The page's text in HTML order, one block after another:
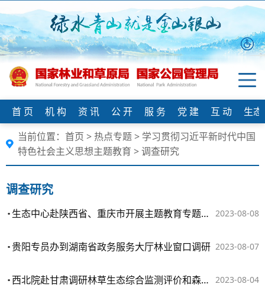
首 页 机 构 资 讯 公 开 服 务 党 建 互 动
生
当前位置： 首页 > 热点专题> 学习贯彻习近平新时代中国
特色社会主义思想主题教育 >调查研究
调查研究
2023-08-08
生态中心赴陕西省、重庆市开展主题教育专题调研和党建共创活动
2023-08-07
贵阳专员办到湖南省政务服务大厅林业窗口调研
2023-08-04
西北院赴甘肃调研林草生态综合监测评价和森林督查工作